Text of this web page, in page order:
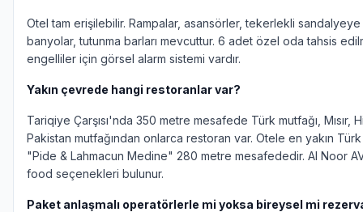
Otel tam erişilebilir. Rampalar, asansörler, tekerlekli
banyolar, tutunma barları mevcuttur. 6 adet özel oda tahsis
engelliler için görsel alarm sistemi vardır.
Yakın çevrede hangi restoranlar var?
Tariqiye Çarşısı'nda 350 metre mesafede Türk mutfağı, Mısır,
Pakistan mutfağından onlarca restoran var. Otele en yakın Türk
"Pide & Lahmacun Medine" 280 metre mesafededir. Al Noor
food seçenekleri bulunur.
Paket anlaşmalı operatörlerle mi yoksa bireysel mi